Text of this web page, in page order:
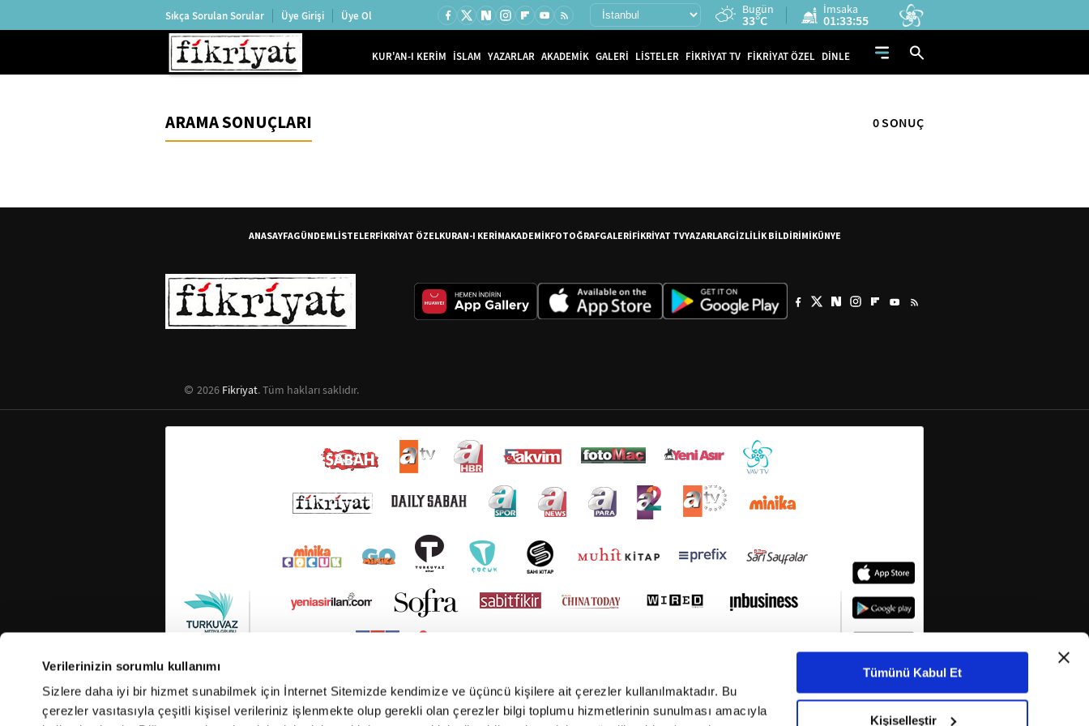
Verilerinizin sorumlu kullanımı
Sizlere daha iyi bir hizmet sunabilmek için İnternet Sitemizde kendimize ve üçüncü kişilere ait çerezler kullanılmaktadır. Bu
çerezler vasıtasıyla çeşitli kişisel verileriniz işlenmekte olup gerekli olan çerezler bilgi toplumu hizmetlerinin sunulması amacıyla
Tümünü Kabul Et
Kişiselleştir
Sıkça Sorulan Sorular Üye Girişi Üye Ol Bugün
33°C
İmsaka
01:33:54
KUR'AN-I KERİM İSLAM YAZARLAR AKADEMİK GALERİ LİSTELER FİKRİYAT TV FİKRİYAT ÖZEL DİNLE
ARAMA SONUÇLARI 0 SONUÇ
ANASAYFAGÜNDEMLİSTELERFİKRİYAT ÖZELKURAN-I KERİMAKADEMİKFOTOĞRAFGALERİFİKRİYAT TVYAZARLARGİZLİLİK BİLDİRİMİKÜNYE
2026 Fikriyat. Tüm hakları saklıdır.